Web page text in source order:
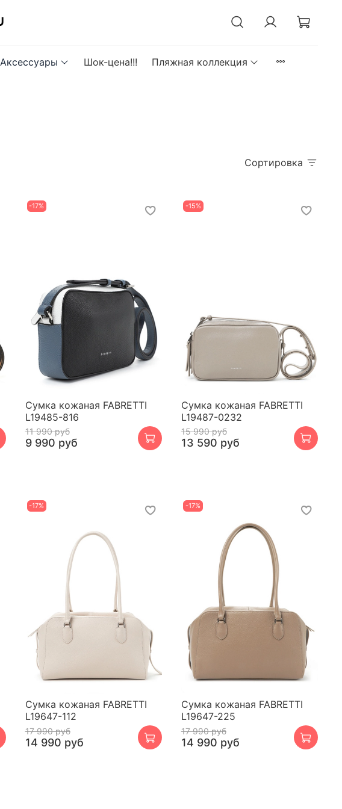
Аксессуары Шок-цена!!! Пляжная коллекция
Сортировка
-17%
Сумка кожаная FABRETTI
L19485-816
11 990 руб
9 990 руб
-15%
Сумка кожаная FABRETTI
L19487-0232
15 990 руб
13 590 руб
-17%
Сумка кожаная FABRETTI
L19647-112
17 990 руб
14 990 руб
-17%
Сумка кожаная FABRETTI
L19647-225
17 990 руб
14 990 руб